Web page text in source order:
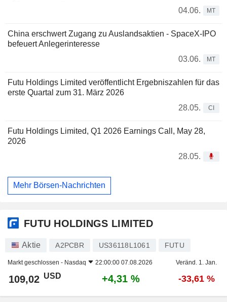
04.06.
MT
China erschwert Zugang zu Auslandsaktien - SpaceX-IPO
befeuert Anlegerinteresse
03.06.
MT
Futu Holdings Limited veröffentlicht Ergebniszahlen für das
erste Quartal zum 31. März 2026
28.05.
CI
Futu Holdings Limited, Q1 2026 Earnings Call, May 28,
2026
28.05.
Mehr Börsen-Nachrichten
FUTU HOLDINGS LIMITED
Aktie A2PCBR US36118L1061 FUTU
Markt geschlossen - Nasdaq 22:00:00 07.08.2026 Veränd. 1. Jan.
109,02 USD +4,31 % -33,61 %